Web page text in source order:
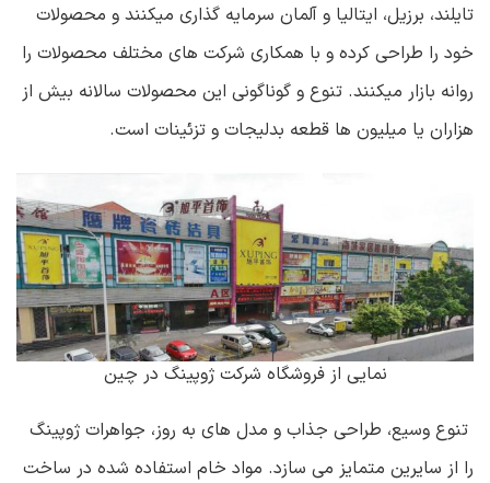
تایلند، برزیل، ایتالیا و آلمان سرمایه گذاری میکنند و محصولات
خود را طراحی کرده و با همکاری شرکت های مختلف محصولات را
روانه بازار میکنند. تنوع و گوناگونی این محصولات سالانه بیش از
هزاران یا میلیون ها قطعه بدلیجات و تزئینات است.
نمایی از فروشگاه شرکت ژوپینگ در چین
تنوع وسیع، طراحی جذاب و مدل های به روز، جواهرات ژوپینگ
را از سایرین متمایز می سازد. مواد خام استفاده شده در ساخت